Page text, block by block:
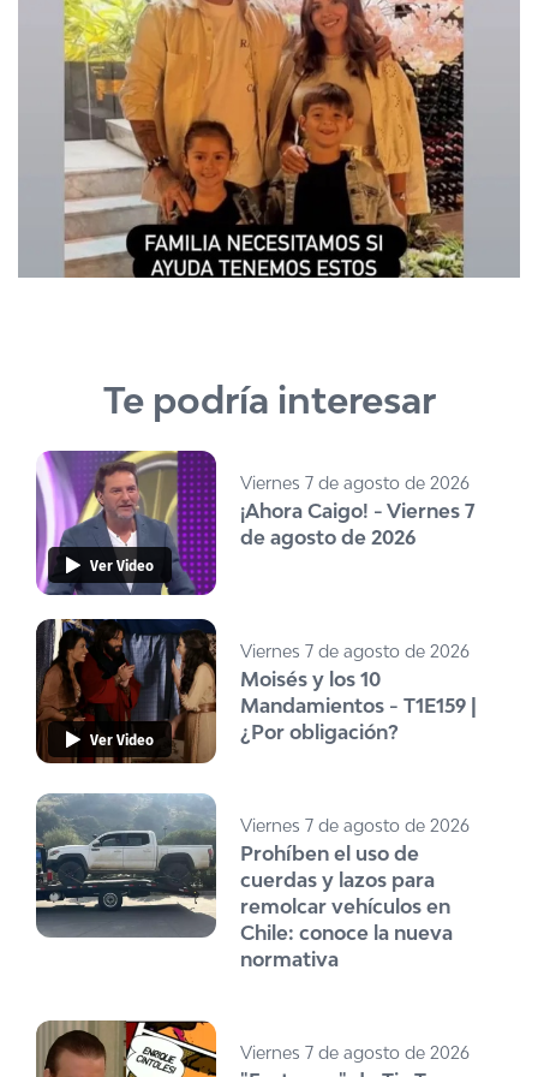
Te podría interesar
Ver Video
Viernes 7 de agosto de 2026
¡Ahora Caigo! - Viernes 7
de agosto de 2026
Ver Video
Viernes 7 de agosto de 2026
Moisés y los 10
Mandamientos - T1E159 |
¿Por obligación?
Viernes 7 de agosto de 2026
Prohíben el uso de
cuerdas y lazos para
remolcar vehículos en
Chile: conoce la nueva
normativa
Viernes 7 de agosto de 2026